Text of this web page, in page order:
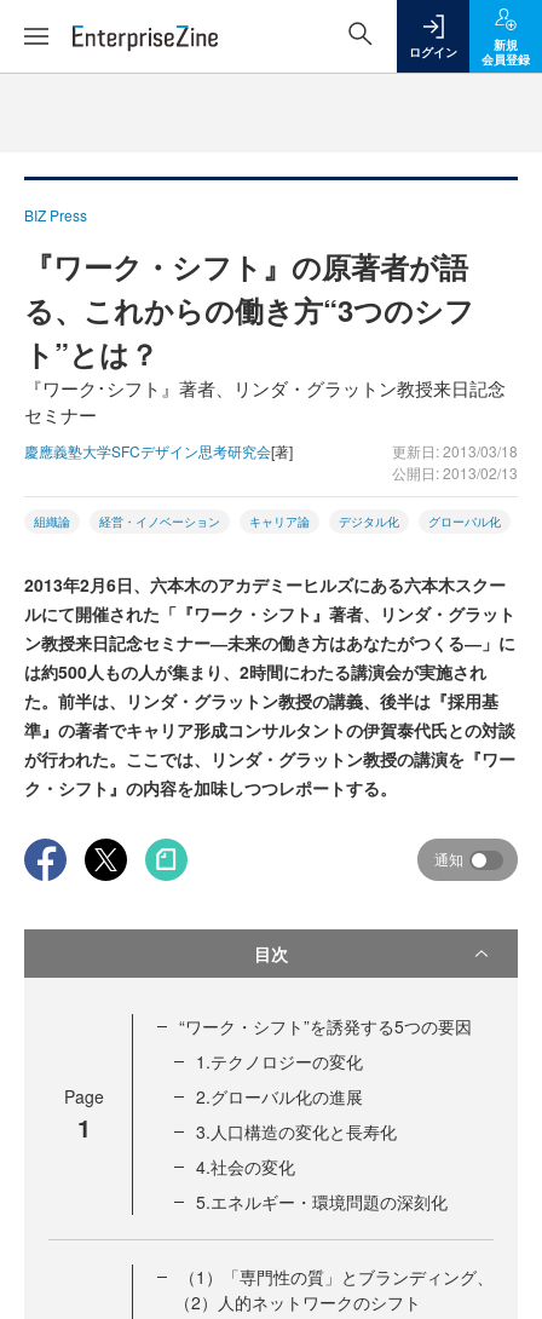
ログイン
新規
会員登録
BIZ Press
『ワーク・シフト』の原著者が語
る、これからの働き方“3つのシフ
ト”とは？
『ワーク･シフト』著者、リンダ・グラットン教授来日記念
セミナー
慶應義塾大学SFCデザイン思考研究会[著]
更新日: 2013/03/18
公開日: 2013/02/13
組織論 経営・イノベーション キャリア論 デジタル化 グローバル化
2013年2月6日、六本木のアカデミーヒルズにある六本木スクー
ルにて開催された「『ワーク・シフト』著者、リンダ・グラット
ン教授来日記念セミナー―未来の働き方はあなたがつくる―」に
は約500人もの人が集まり、2時間にわたる講演会が実施され
た。前半は、リンダ・グラットン教授の講義、後半は『採用基
準』の著者でキャリア形成コンサルタントの伊賀泰代氏との対談
が行われた。ここでは、リンダ・グラットン教授の講演を『ワー
ク・シフト』の内容を加味しつつレポートする。
通知
目次
Page
1
“ワーク・シフト”を誘発する5つの要因
1.テクノロジーの変化
2.グローバル化の進展
3.人口構造の変化と長寿化
4.社会の変化
5.エネルギー・環境問題の深刻化
（1）「専門性の質」とブランディング、
（2）人的ネットワークのシフト